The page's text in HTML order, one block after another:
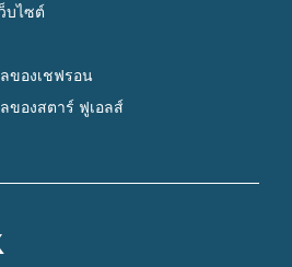
บไซต์
ของเชฟรอน
องสตาร์ ฟูเอลส์